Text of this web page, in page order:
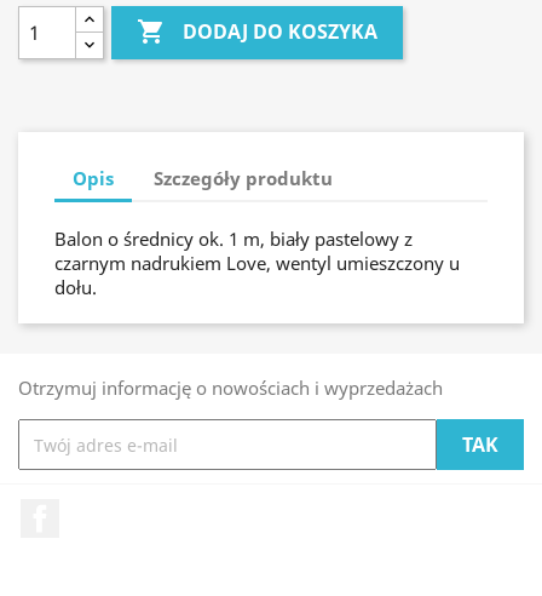
 DODAJ DO KOSZYKA
Opis Szczegóły produktu
Balon o średnicy ok. 1 m, biały pastelowy z
czarnym nadrukiem Love, wentyl umieszczony u
dołu.
Otrzymuj informację o nowościach i wyprzedażach